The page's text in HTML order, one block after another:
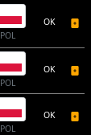
POL
OK
POL
OK
POL
OK